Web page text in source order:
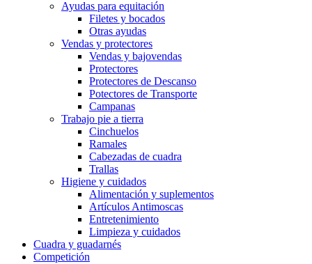
Ayudas para equitación
Filetes y bocados
Otras ayudas
Vendas y protectores
Vendas y bajovendas
Protectores
Protectores de Descanso
Potectores de Transporte
Campanas
Trabajo pie a tierra
Cinchuelos
Ramales
Cabezadas de cuadra
Trallas
Higiene y cuidados
Alimentación y suplementos
Artículos Antimoscas
Entretenimiento
Limpieza y cuidados
Cuadra y guadarnés
Competición